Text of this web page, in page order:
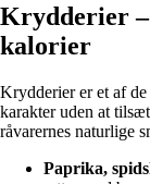
Krydderier –
kalorier
Krydderier er et af
karakter uden at
råvarernes naturlige
Paprika,